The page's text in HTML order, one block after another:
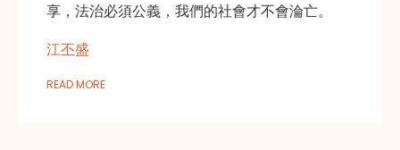
享，法治必須公義，我們的社會才不會淪亡。
江丕盛
READ MORE